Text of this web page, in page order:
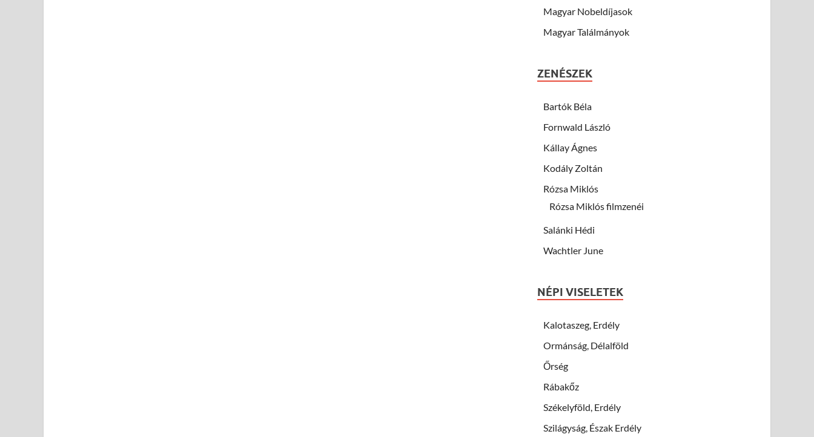
Magyar Nobeldíjasok
Magyar Találmányok
ZENÉSZEK
Bartók Béla
Fornwald László
Kállay Ágnes
Kodály Zoltán
Rózsa Miklós
Rózsa Miklós filmzenéi
Salánki Hédi
Wachtler June
NÉPI VISELETEK
Kalotaszeg, Erdély
Ormánság, Délalföld
Őrség
Rábakőz
Székelyföld, Erdély
Szilágyság, Észak Erdély